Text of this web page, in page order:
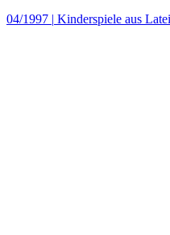
04/1997 | Kinderspiele aus